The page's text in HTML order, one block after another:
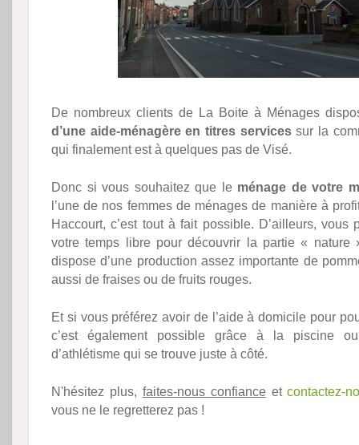
De nombreux clients de La Boite à Ménages
d’une aide-ménagère en titres servicessur la
qui finalement est à quelques pas de Visé.
Donc si vous souhaitez que le ménage de votre
l’une de nos femmes de ménages de manière à
Haccourt, c’est tout à fait possible. D’ailleurs, vous
votre temps libre pour découvrir la partie « nature
dispose d’une production assez importante de
aussi de fraises ou de fruits rouges.
Et si vous préférez avoir de l’aide à domicile pour
c’est également possible grâce à la piscine
d’athlétisme qui se trouve juste à côté.
N'hésitez plus, faites-nous confianceetcontactez-
vous ne le regretterez pas !